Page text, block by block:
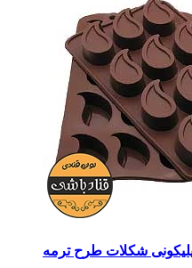
شکلات طرح ترمه